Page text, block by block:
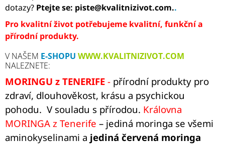
dotazy? Ptejte se: piste@kvalitnizivot.com..
Pro kvalitní život potřebujeme kvalitní, funkční a
přírodní produkty.
V NAŠEM E-SHOPU WWW.KVALITNIZIVOT.COM
NALEZNETE:
MORINGU z TENERIFE - přírodní produkty pro
zdraví, dlouhověkost, krásu a psychickou
pohodu. V souladu s přírodou. Královna
MORINGA z Tenerife – jediná moringa se všemi
aminokyselinami a jediná červená moringa